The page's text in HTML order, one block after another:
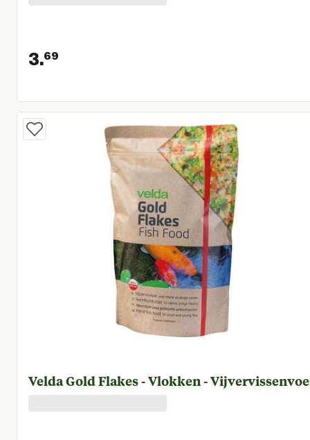
3.69
Huidige prijs € 3,69
Velda Gold Flakes - Vlokken -